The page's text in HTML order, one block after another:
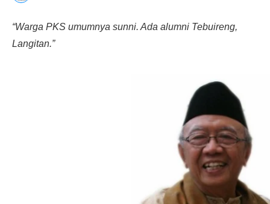
“Warga PKS umumnya sunni. Ada alumni Tebuireng,
Langitan.”